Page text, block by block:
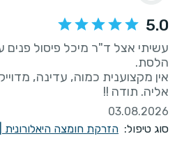
5.0
עשיתי אצל ד"ר מיכל פיסול פנים
אין מקצוענית כמוה, עדינה,
אליה. תודה !!
03.08.2026
סוג טיפול: הזרקת חומצה היאלורונית